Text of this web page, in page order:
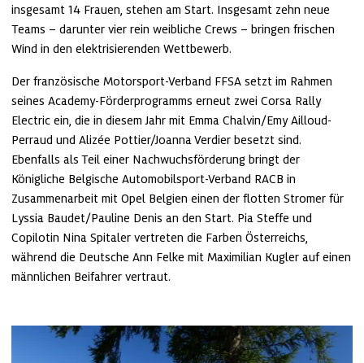
insgesamt 14 Frauen, stehen am Start. Insgesamt zehn neue
Teams – darunter vier rein weibliche Crews – bringen frischen
Wind in den elektrisierenden Wettbewerb.
Der französische Motorsport-Verband FFSA setzt im Rahmen
seines Academy-Förderprogramms erneut zwei Corsa Rally
Electric ein, die in diesem Jahr mit Emma Chalvin/Emy Ailloud-
Perraud und Alizée Pottier/Joanna Verdier besetzt sind.
Ebenfalls als Teil einer Nachwuchsförderung bringt der
Königliche Belgische Automobilsport-Verband RACB in
Zusammenarbeit mit Opel Belgien einen der flotten Stromer für
Lyssia Baudet/Pauline Denis an den Start. Pia Steffe und
Copilotin Nina Spitaler vertreten die Farben Österreichs,
während die Deutsche Ann Felke mit Maximilian Kugler auf einen
männlichen Beifahrer vertraut.